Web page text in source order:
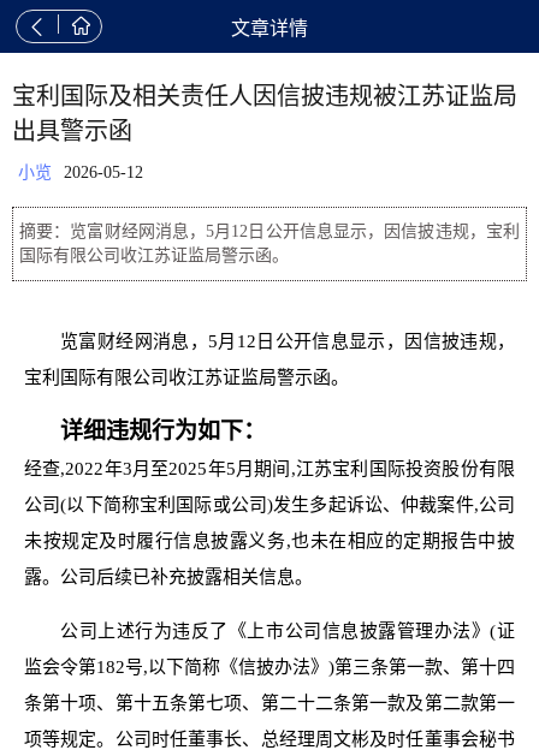
  文章详情
宝利国际及相关责任人因信披违规被江苏证监局
出具警示函
小览 2026-05-12
摘要：览富财经网消息，5月12日公开信息显示，因信披违规，宝利
国际有限公司收江苏证监局警示函。
览富财经网消息，5月12日公开信息显示，因信披违规，
宝利国际有限公司收江苏证监局警示函。
详细违规行为如下：
经查,2022年3月至2025年5月期间,江苏宝利国际投资股份有限
公司(以下简称宝利国际或公司)发生多起诉讼、仲裁案件,公司
未按规定及时履行信息披露义务,也未在相应的定期报告中披
露。公司后续已补充披露相关信息。
公司上述行为违反了《上市公司信息披露管理办法》(证
监会令第182号,以下简称《信披办法》)第三条第一款、第十四
条第十项、第十五条第七项、第二十二条第一款及第二款第一
项等规定。公司时任董事长、总经理周文彬及时任董事会秘书